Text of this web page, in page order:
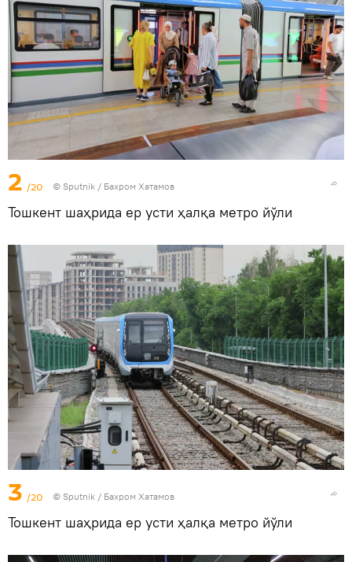
2 /20 © Sputnik / Бахром Хатамов
Тошкент шаҳрида ер усти ҳалқа метро йўли
3 /20 © Sputnik / Бахром Хатамов
Тошкент шаҳрида ер усти ҳалқа метро йўли